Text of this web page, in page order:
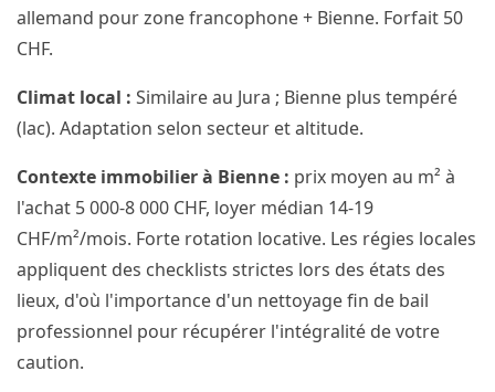
allemand pour zone francophone + Bienne. Forfait 50
CHF.
Climat local : Similaire au Jura ; Bienne plus tempéré
(lac). Adaptation selon secteur et altitude.
Contexte immobilier à Bienne : prix moyen au m² à
l'achat 5 000-8 000 CHF, loyer médian 14-19
CHF/m²/mois. Forte rotation locative. Les régies locales
appliquent des checklists strictes lors des états des
lieux, d'où l'importance d'un nettoyage fin de bail
professionnel pour récupérer l'intégralité de votre
caution.